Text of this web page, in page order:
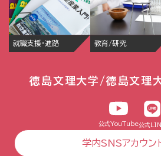
就職支援・進路 教育/研究
徳島文理大学/徳島文理
公式YouTube公式
学内SNSアカウン